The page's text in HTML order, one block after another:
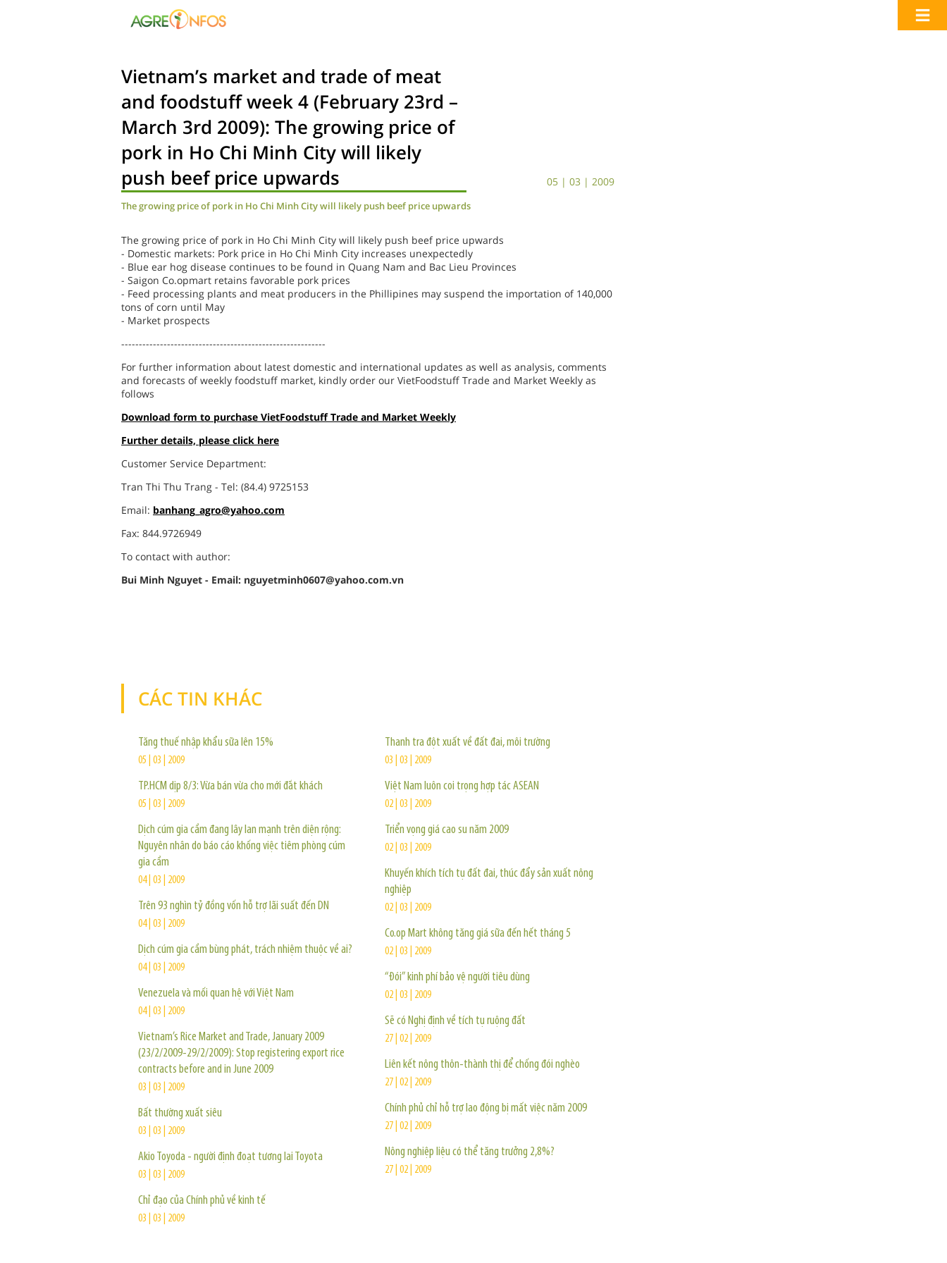
Vietnam’s market and trade of meat
and foodstuff week 4 (February 23rd –
March 3rd 2009): The growing price of
pork in Ho Chi Minh City will likely
push beef price upwards
05 | 03 | 2009
The growing price of pork in Ho Chi Minh City will likely push beef price upwards
The growing price of pork in Ho Chi Minh City will likely push beef price upwards
- Domestic markets: Pork price in Ho Chi Minh City increases unexpectedly
- Blue ear hog disease continues to be found in Quang Nam and Bac Lieu Provinces
- Saigon Co.opmart retains favorable pork prices
- Feed processing plants and meat producers in the Phillipines may suspend the importation of 140,000
tons of corn until May
- Market prospects
----------------------------------------------------------
For further information about latest domestic and international updates as well as analysis, comments
and forecasts of weekly foodstuff market, kindly order our VietFoodstuff Trade and Market Weekly as
follows
Download form to purchase VietFoodstuff Trade and Market Weekly
Further details, please click here
Customer Service Department:
Tran Thi Thu Trang - Tel: (84.4) 9725153
Email: banhang_agro@yahoo.com
Fax: 844.9726949
To contact with author:
Bui Minh Nguyet - Email: nguyetminh0607@yahoo.com.vn
CÁC TIN KHÁC
Tăng thuế nhập khẩu sữa lên 15%
05 | 03 | 2009
TP.HCM dịp 8/3: Vừa bán vừa cho mới đắt khách
05 | 03 | 2009
Dịch cúm gia cầm đang lây lan mạnh trên diện rộng:
Nguyên nhân do báo cáo khống việc tiêm phòng cúm
gia cầm
04 | 03 | 2009
Trên 93 nghìn tỷ đồng vốn hỗ trợ lãi suất đến DN
04 | 03 | 2009
Dịch cúm gia cầm bùng phát, trách nhiệm thuộc về ai?
04 | 03 | 2009
Venezuela và mối quan hệ với Việt Nam
04 | 03 | 2009
Vietnam’s Rice Market and Trade, January 2009
(23/2/2009-29/2/2009): Stop registering export rice
contracts before and in June 2009
03 | 03 | 2009
Bất thường xuất siêu
03 | 03 | 2009
Akio Toyoda - người định đoạt tương lai Toyota
03 | 03 | 2009
Chỉ đạo của Chính phủ về kinh tế
03 | 03 | 2009
Thanh tra đột xuất về đất đai, môi trường
03 | 03 | 2009
Việt Nam luôn coi trọng hợp tác ASEAN
02 | 03 | 2009
Triển vọng giá cao su năm 2009
02 | 03 | 2009
Khuyến khích tích tụ đất đai, thúc đẩy sản xuất nông
nghiệp
02 | 03 | 2009
Co.op Mart không tăng giá sữa đến hết tháng 5
02 | 03 | 2009
“Đói” kinh phí bảo vệ người tiêu dùng
02 | 03 | 2009
Sẽ có Nghị định về tích tụ ruộng đất
27 | 02 | 2009
Liên kết nông thôn-thành thị để chống đói nghèo
27 | 02 | 2009
Chính phủ chỉ hỗ trợ lao động bị mất việc năm 2009
27 | 02 | 2009
Nông nghiệp liệu có thể tăng trưởng 2,8%?
27 | 02 | 2009